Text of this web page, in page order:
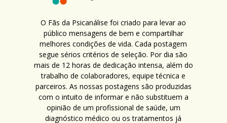
O Fãs da Psicanálise foi criado para levar ao
público mensagens de bem e compartilhar
melhores condições de vida. Cada postagem
segue sérios critérios de seleção. Por dia são
mais de 12 horas de dedicação intensa, além do
trabalho de colaboradores, equipe técnica e
parceiros. As nossas postagens são produzidas
com o intuito de informar e não substituem a
opinião de um profissional de saúde, um
diagnóstico médico ou os tratamentos já